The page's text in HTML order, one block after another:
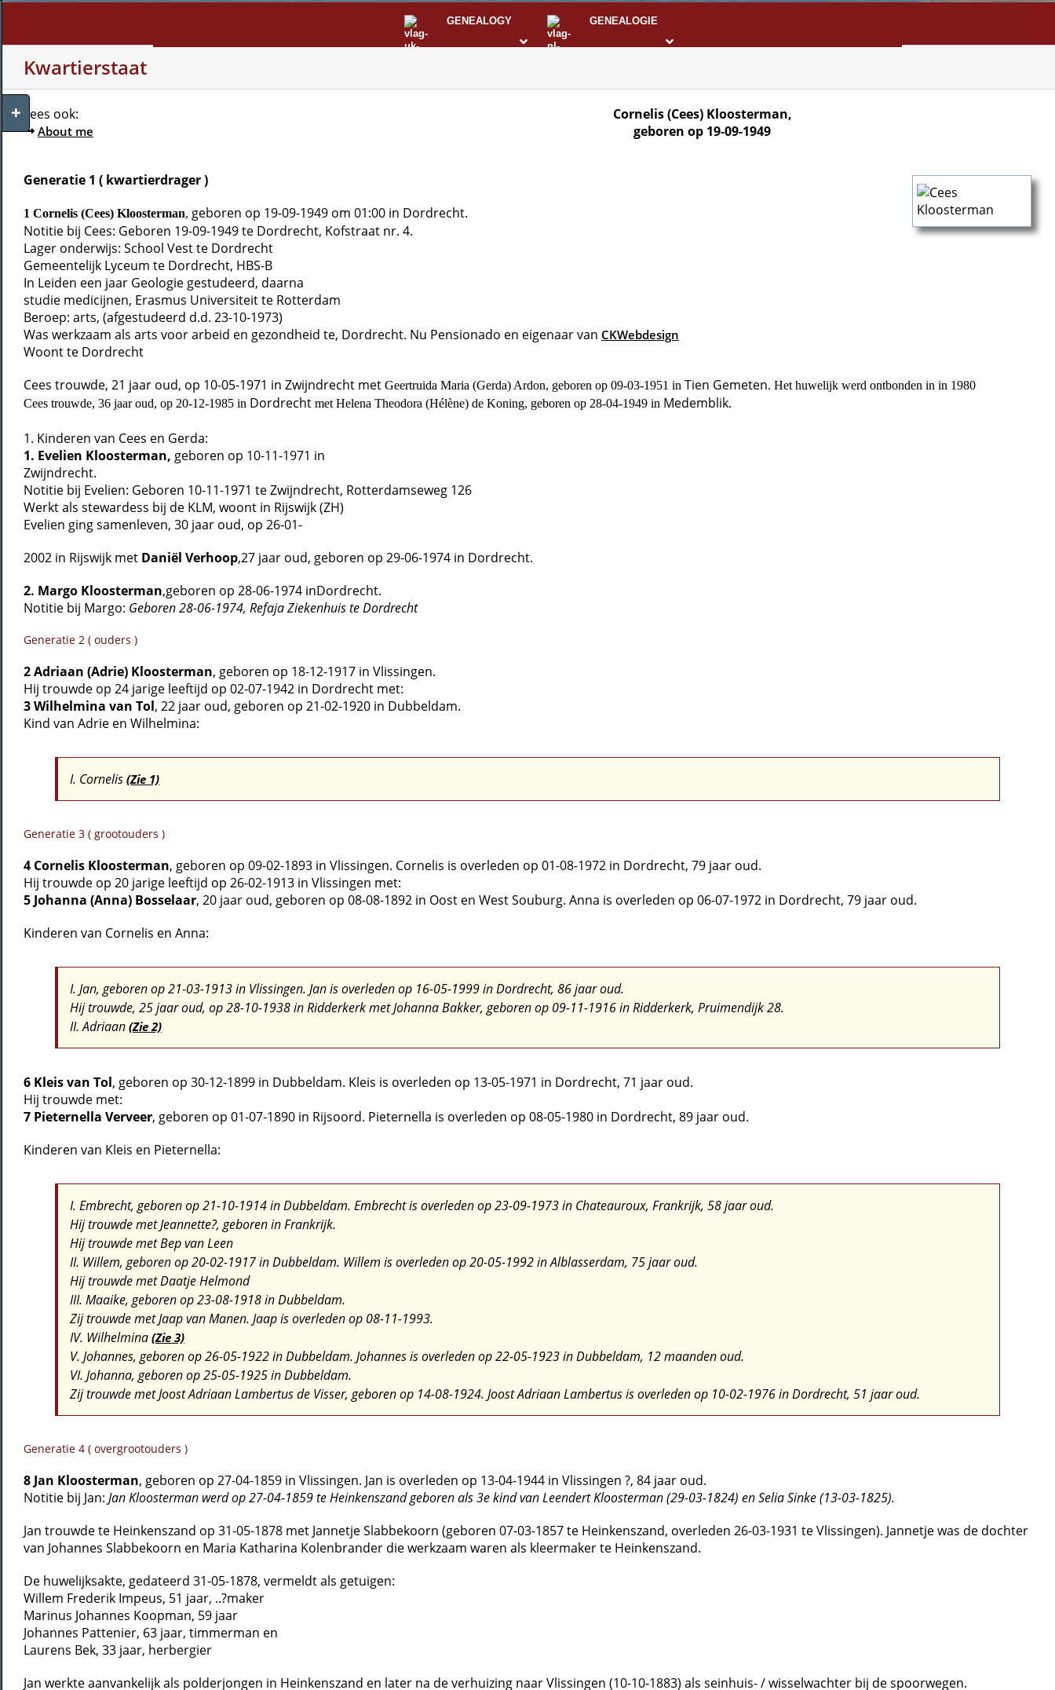
Skip
GENEALOGY GENEALOGIE
Kwartierstaat
Lees ook:
About me
Cornelis (Cees) Kloosterman,
geboren op 19-09-1949
Generatie 1 ( kwartierdrager )
1 Cornelis (Cees) Kloosterman, geboren op 19-09-1949 om 01:00 in Dordrecht.
Notitie bij Cees: Geboren 19-09-1949 te Dordrecht, Kofstraat nr. 4.
Lager onderwijs: School Vest te Dordrecht
Gemeentelijk Lyceum te Dordrecht, HBS-B
In Leiden een jaar Geologie gestudeerd, daarna
studie medicijnen, Erasmus Universiteit te Rotterdam
Beroep: arts, (afgestudeerd d.d. 23-10-1973)
Was werkzaam als arts voor arbeid en gezondheid te, Dordrecht. Nu Pensionado en eigenaar van CKWebdesign
Woont te Dordrecht
Cees trouwde, 21 jaar oud, op 10-05-1971 in Zwijndrecht met Geertruida Maria (Gerda) Ardon, geboren op 09-03-1951 in Tien Gemeten. Het huwelijk werd ontbonden in in 1980
Cees trouwde, 36 jaar oud, op 20-12-1985 in Dordrecht met Helena Theodora (Hélène) de Koning, geboren op 28-04-1949 in Medemblik.
1. Kinderen van Cees en Gerda:
1. Evelien Kloosterman, geboren op 10-11-1971 in
Zwijndrecht.
Notitie bij Evelien: Geboren 10-11-1971 te Zwijndrecht, Rotterdamseweg 126
Werkt als stewardess bij de KLM, woont in Rijswijk (ZH)
Evelien ging samenleven, 30 jaar oud, op 26-01-
2002 in Rijswijk met Daniël Verhoop,27 jaar oud, geboren op 29-06-1974 in Dordrecht.
2. Margo Kloosterman,geboren op 28-06-1974 inDordrecht.
Notitie bij Margo: Geboren 28-06-1974, Refaja Ziekenhuis te Dordrecht
Generatie 2 ( ouders )
2 Adriaan (Adrie) Kloosterman, geboren op 18-12-1917 in Vlissingen.
Hij trouwde op 24 jarige leeftijd op 02-07-1942 in Dordrecht met:
3 Wilhelmina van Tol, 22 jaar oud, geboren op 21-02-1920 in Dubbeldam.
Kind van Adrie en Wilhelmina:
I. Cornelis (Zie 1)
Generatie 3 ( grootouders )
4 Cornelis Kloosterman, geboren op 09-02-1893 in Vlissingen. Cornelis is overleden op 01-08-1972 in Dordrecht, 79 jaar oud.
Hij trouwde op 20 jarige leeftijd op 26-02-1913 in Vlissingen met:
5 Johanna (Anna) Bosselaar, 20 jaar oud, geboren op 08-08-1892 in Oost en West Souburg. Anna is overleden op 06-07-1972 in Dordrecht, 79 jaar oud.
Kinderen van Cornelis en Anna:
I. Jan, geboren op 21-03-1913 in Vlissingen. Jan is overleden op 16-05-1999 in Dordrecht, 86 jaar oud.
Hij trouwde, 25 jaar oud, op 28-10-1938 in Ridderkerk metJohanna Bakker, geboren op 09-11-1916 in Ridderkerk, Pruimendijk 28.
II. Adriaan (Zie 2)
6 Kleis van Tol, geboren op 30-12-1899 in Dubbeldam. Kleis is overleden op 13-05-1971 in Dordrecht, 71 jaar oud.
Hij trouwde met:
7 Pieternella Verveer, geboren op 01-07-1890 in Rijsoord. Pieternella is overleden op 08-05-1980 in Dordrecht, 89 jaar oud.
Kinderen van Kleis en Pieternella:
I. Embrecht, geboren op 21-10-1914 in Dubbeldam. Embrecht is overleden op 23-09-1973 in Chateauroux, Frankrijk, 58 jaar oud.
Hij trouwde metJeannette?, geboren in Frankrijk.
Hij trouwde metBep van Leen
II. Willem, geboren op 20-02-1917 in Dubbeldam. Willem is overleden op 20-05-1992 in Alblasserdam, 75 jaar oud.
Hij trouwde metDaatje Helmond
III. Maaike, geboren op 23-08-1918 in Dubbeldam.
Zij trouwde metJaap van Manen. Jaap is overleden op 08-11-1993.
IV. Wilhelmina (Zie 3)
V. Johannes, geboren op 26-05-1922 in Dubbeldam. Johannes is overleden op 22-05-1923 in Dubbeldam, 12 maanden oud.
VI. Johanna, geboren op 25-05-1925 in Dubbeldam.
Zij trouwde metJoost Adriaan Lambertus de Visser, geboren op 14-08-1924. Joost Adriaan Lambertus is overleden op 10-02-1976 in Dordrecht, 51 jaar oud.
Generatie 4 ( overgrootouders )
8 Jan Kloosterman, geboren op 27-04-1859 in Vlissingen. Jan is overleden op 13-04-1944 in Vlissingen ?, 84 jaar oud.
Notitie bij Jan: Jan Kloosterman werd op 27-04-1859 te Heinkenszand geboren als 3e kind van Leendert Kloosterman (29-03-1824) en Selia Sinke (13-03-1825).
Jan trouwde te Heinkenszand op 31-05-1878 met Jannetje Slabbekoorn (geboren 07-03-1857 te Heinkenszand, overleden 26-03-1931 te Vlissingen). Jannetje was de dochter
van Johannes Slabbekoorn en Maria Katharina Kolenbrander die werkzaam waren als kleermaker te Heinkenszand.
De huwelijksakte, gedateerd 31-05-1878, vermeldt als getuigen:
Willem Frederik Impeus, 51 jaar, ..?maker
Marinus Johannes Koopman, 59 jaar
Johannes Pattenier, 63 jaar, timmerman en
Laurens Bek, 33 jaar, herbergier
Jan werkte aanvankelijk als polderjongen in Heinkenszand en later na de verhuizing naar Vlissingen (10-10-1883) als seinhuis- / wisselwachter bij de spoorwegen.
Toggle
Sliding
Bar